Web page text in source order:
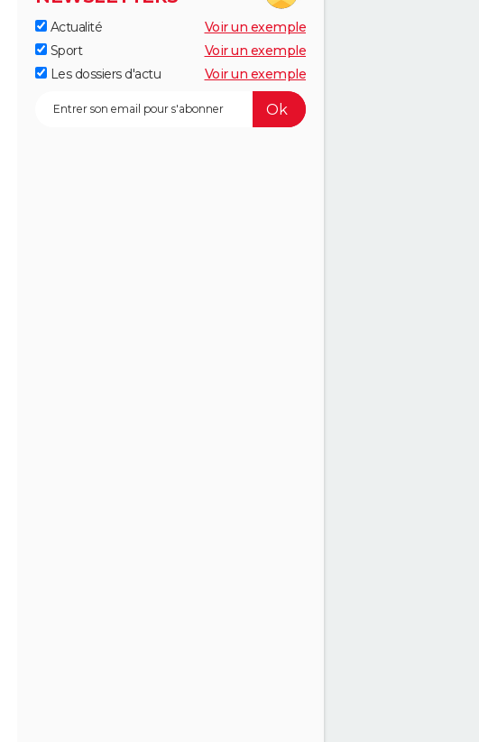
Actualité
Voir un exemple
Sport
Voir un exemple
Les dossiers d'actu
Voir un exemple